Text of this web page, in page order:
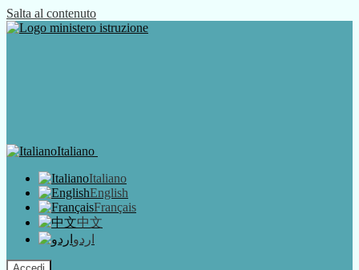
Salta al contenuto
Italiano
Italiano
English
Français
中文
اردو